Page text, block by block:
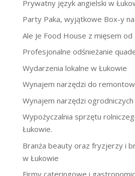
Prywatny język angielski w
Party Paka, wyjątkowe Box-y
Ale Je Food House z mięsem
Profesjonalne odśnieżanie
Wydarzenia lokalne w Łukowie
Wynajem narzędzi do
Wynajem narzędzi
Wypożyczalnia sprzętu
Łukowie.
Branża beauty oraz fryzjerzy i
w Łukowie